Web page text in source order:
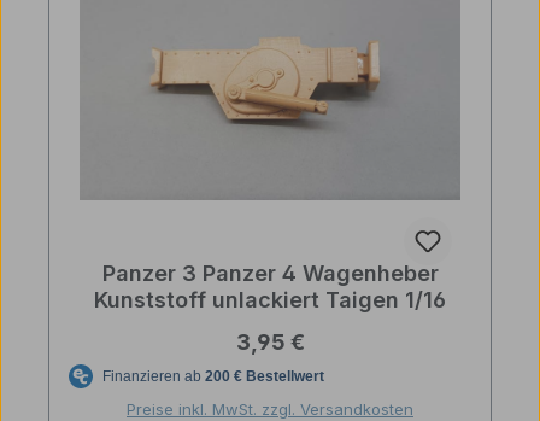
Panzer 3 Panzer 4 Wagenheber
Kunststoff unlackiert Taigen 1/16
Regulärer Preis:
3,95 €
Preise inkl. MwSt. zzgl. Versandkosten